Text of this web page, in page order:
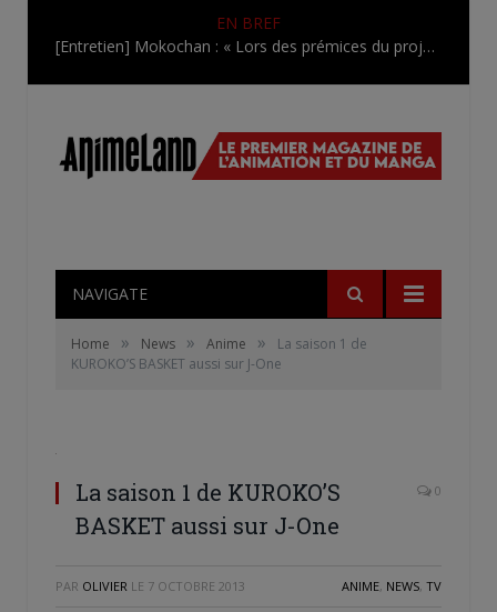
EN BREF
[Entretien] Mokochan : « Lors des prémices du projet, il était déjà demandé de suivre au mieux le manga originel.»
NAVIGATE
Home » News » Anime »
La saison 1 de
KUROKO’S BASKET aussi sur J-One
La saison 1 de KUROKO’S
BASKET aussi sur J-One
0
PAR OLIVIER LE 7 OCTOBRE 2013 ANIME, NEWS, TV